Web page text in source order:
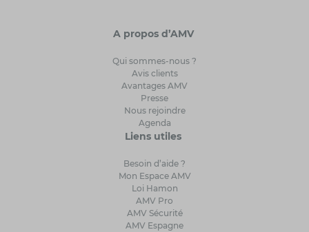
A propos d’AMV
Qui sommes-nous ?
Avis clients
Avantages AMV
Presse
Nous rejoindre
Agenda
Liens utiles
Besoin d’aide ?
Mon Espace AMV
Loi Hamon
AMV Pro
AMV Sécurité
AMV Espagne